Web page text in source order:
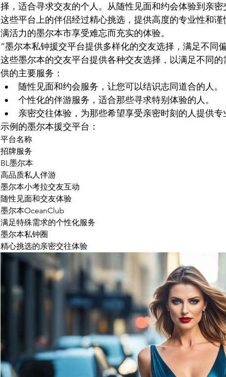
择，适合寻求交友的个人。从随性见面和约会体验到亲密
这些平台上的伴侣经过精心挑选，提供高度的专业性和
满活力的墨尔本市享受难忘而充实的体验。
“墨尔本私钟援交平台提供多样化的交友选择，满足不同
这些墨尔本的交友平台提供各种交友选择，以满足不同
供的主要服务：
随性见面和约会服务，让您可以结识志同道合的人。
个性化的伴游服务，适合那些寻求特别体验的人。
亲密交往体验，为那些希望享受亲密时刻的人提供专
示例的墨尔本援交平台：
平台名称
招牌服务
BL墨尔本
高品质私人伴游
墨尔本小考拉交友互动
随性见面和交友体验
墨尔本OceanClub
满足特殊需求的个性化服务
墨尔本私钟圈
精心挑选的亲密交往体验